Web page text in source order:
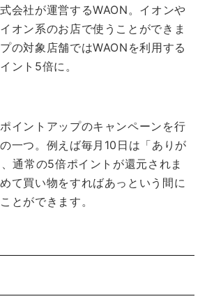
会社が運営するWAON。イオンや
オン系のお店で使うことができま
の対象店舗ではWAONを利用する
ント5倍に。
イントアップのキャンペーンを行
一つ。例えば毎月10日は「ありが
通常の5倍ポイントが還元されま
て買い物をすればあっという間に
とができます。